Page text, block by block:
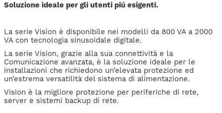
Soluzione ideale per gli utenti piú esigenti.
La serie Vision è disponibile nei modelli da 800 VA a 2000
VA con tecnologia sinusoidale digitale.
La serie Vision, grazie alla sua connettività e la
Comunicazione avanzata, è la soluzione ideale per le
installazioni che richiedono un’elevata protezione ed
un’estrema versatilità del sistema di alimentazione.
Vision è la migliore protezione per periferiche di rete,
server e sistemi backup di rete.